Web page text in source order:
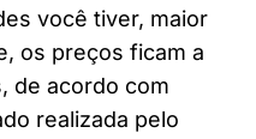
você tiver, maior
os preços ficam a
de acordo com
realizada pelo